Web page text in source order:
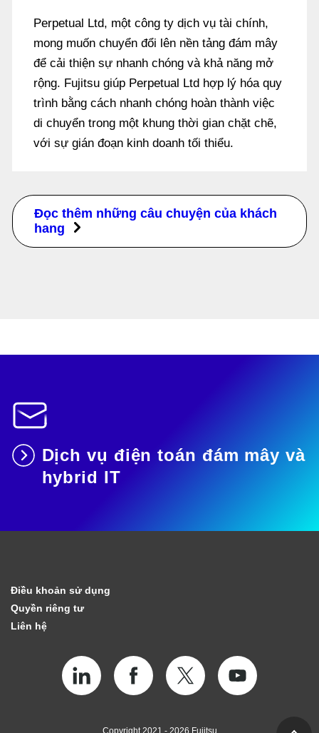
Perpetual Ltd, một công ty dịch vụ tài chính,
mong muốn chuyển đổi lên nền tảng đám mây
để cải thiện sự nhanh chóng và khả năng mở
rộng. Fujitsu giúp Perpetual Ltd hợp lý hóa quy
trình bằng cách nhanh chóng hoàn thành việc
di chuyển trong một khung thời gian chặt chẽ,
với sự gián đoạn kinh doanh tối thiểu.
Đọc thêm những câu chuyện của khách
hang
Dịch vụ điện toán đám mây và
hybrid IT
Điều khoản sử dụng
Quyền riêng tư
Liên hệ
Copyright 2021 - 2026 Fujitsu